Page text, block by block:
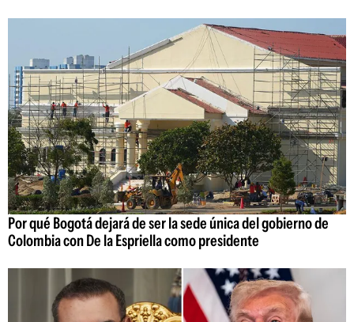
Por qué Bogotá dejará de ser la sede única del gobierno de
Colombia con De la Espriella como presidente